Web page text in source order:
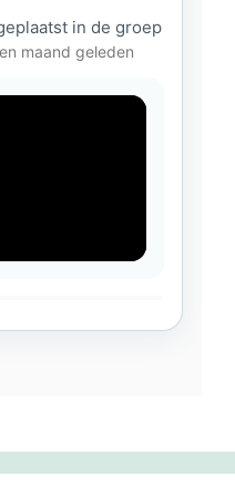
in de groep
maand geleden